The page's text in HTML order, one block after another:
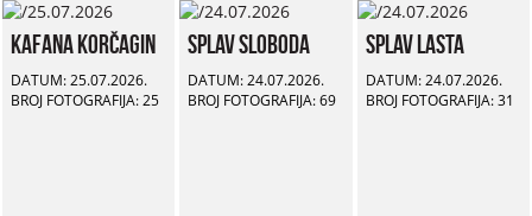
Kafana Korčagin
DATUM: 25.07.2026.
BROJ FOTOGRAFIJA: 25
Splav Sloboda
DATUM: 24.07.2026.
BROJ FOTOGRAFIJA: 69
Splav Lasta
DATUM: 24.07.2026.
BROJ FOTOGRAFIJA: 31